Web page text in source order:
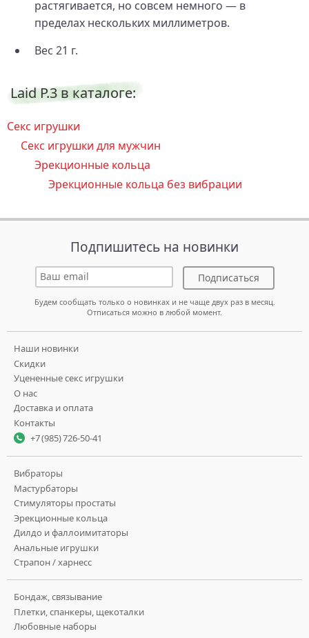
растягивается, но совсем немного — в
пределах нескольких миллиметров.
Вес 21 г.
Laid P.3 в каталоге:
Секс игрушки
Секс игрушки для мужчин
Эрекционные кольца
Эрекционные кольца без вибрации
Подпишитесь на новинки
Подписаться
Будем сообщать только о новинках и не чаще двух раз в месяц.
Отписаться можно в любой момент.
Наши новинки
Скидки
Уцененные секс игрушки
О нас
Доставка и оплата
Контакты
+7 (985) 726-50-41
Вибраторы
Мастурбаторы
Стимуляторы простаты
Эрекционные кольца
Дилдо и фаллоимитаторы
Анальные игрушки
Страпон / харнесс
Бондаж, связывание
Плетки, спанкеры, щекоталки
Любовные наборы